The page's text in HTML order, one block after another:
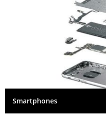
Smartphones